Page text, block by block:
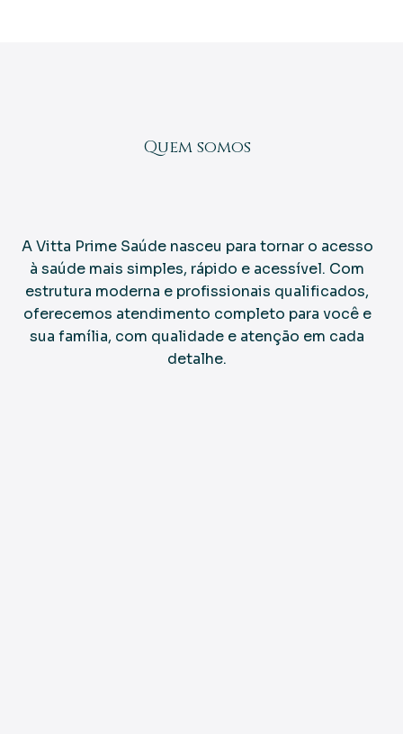
Quem somos
A Vitta Prime Saúde nasceu para tornar o acesso
à saúde mais simples, rápido e acessível. Com
estrutura moderna e profissionais qualificados,
oferecemos atendimento completo para você e
sua família, com qualidade e atenção em cada
detalhe.